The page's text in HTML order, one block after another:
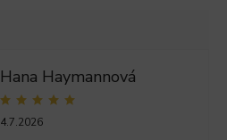
Hana Haymannová
4.7.2026